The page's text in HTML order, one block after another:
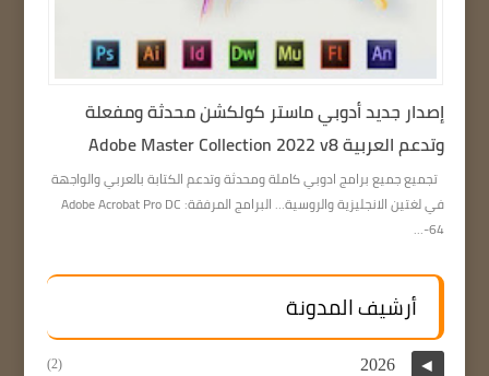
إصدار جديد أدوبي ماستر كولكشن محدثة ومفعلة
وتدعم العربية Adobe Master Collection 2022 v8
تجميع جميع برامج ادوبي كاملة ومحدثة وتدعم الكتابة بالعربي والواجهة
في لغتين الانجليزية والروسية… البرامج المرفقة: Adobe Acrobat Pro DC
64-...
أرشيف المدونة
◄
2026
(2)